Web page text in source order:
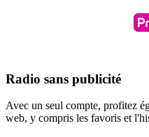
Radio sans publicité
Avec un seul compte, profitez
web, y compris les favoris et